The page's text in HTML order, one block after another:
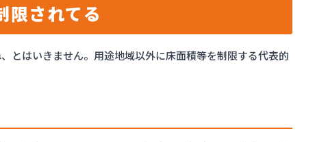
限されてる
とはいきません。用途地域以外に床面積等を制限する代表的